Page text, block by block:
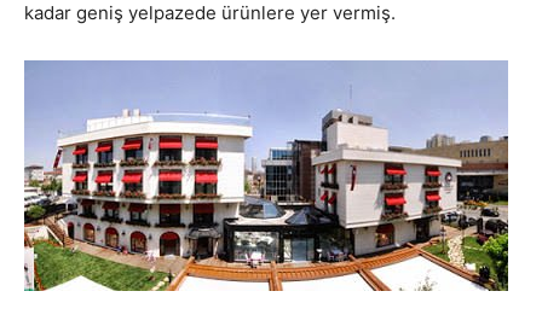
kadar geniş yelpazede ürünlere yer vermiş.